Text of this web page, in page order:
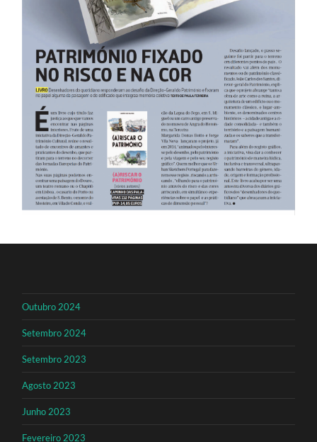
Outubro 2024
Setembro 2024
Setembro 2023
Agosto 2023
Junho 2023
Fevereiro 2023